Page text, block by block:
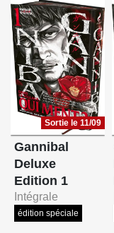
Sortie le 11/09
Gannibal
Deluxe
Edition 1
Intégrale
édition spéciale